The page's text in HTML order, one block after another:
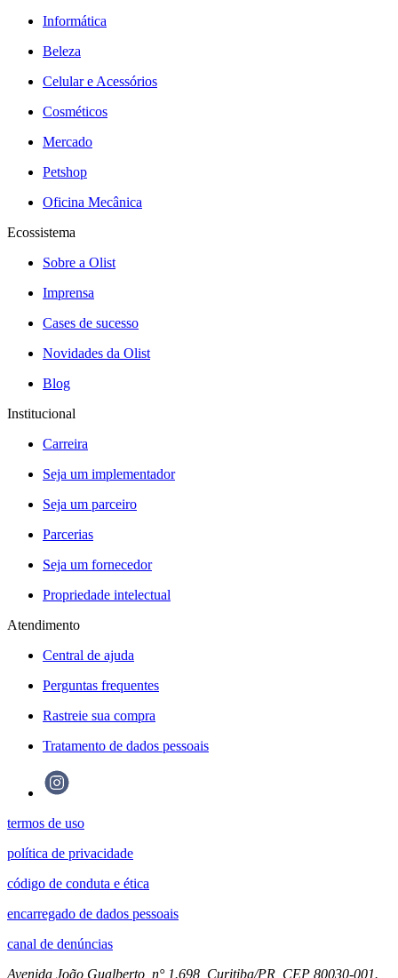
Informática
Beleza
Celular e Acessórios
Cosméticos
Mercado
Petshop
Oficina Mecânica
Ecossistema
Sobre a Olist
Imprensa
Cases de sucesso
Novidades da Olist
Blog
Institucional
Carreira
Seja um implementador
Seja um parceiro
Parcerias
Seja um fornecedor
Propriedade intelectual
Atendimento
Central de ajuda
Perguntas frequentes
Rastreie sua compra
Tratamento de dados pessoais
termos de uso
política de privacidade
código de conduta e ética
encarregado de dados pessoais
canal de denúncias
Avenida João Gualberto, n° 1.698, Curitiba/PR, CEP 80030-001.